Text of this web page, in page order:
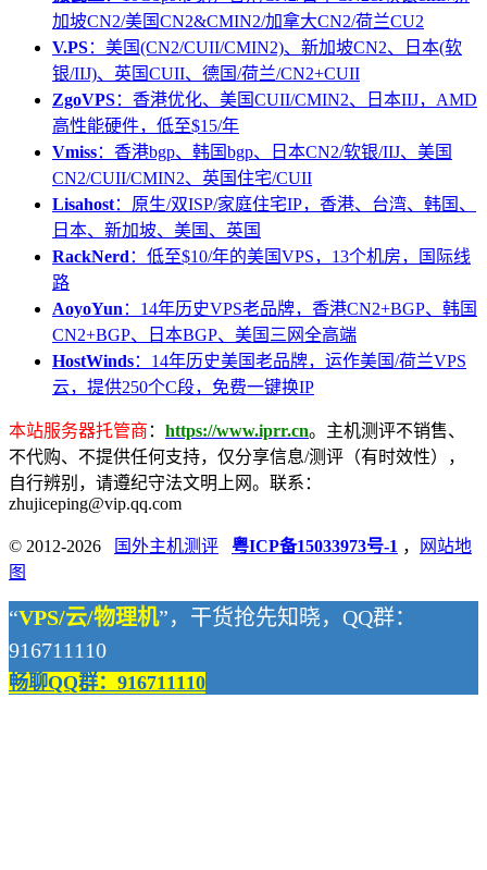
加坡CN2/美国CN2&CMIN2/加拿大CN2/荷兰CU2
V.PS：美国(CN2/CUII/CMIN2)、新加坡CN2、日本(软
银/IIJ)、英国CUII、德国/荷兰/CN2+CUII
ZgoVPS：香港优化、美国CUII/CMIN2、日本IIJ，AMD
高性能硬件，低至$15/年
Vmiss：香港bgp、韩国bgp、日本CN2/软银/IIJ、美国
CN2/CUII/CMIN2、英国住宅/CUII
Lisahost：原生/双ISP/家庭住宅IP，香港、台湾、韩国、
日本、新加坡、美国、英国
RackNerd ：低至$10/年的美国VPS，13个机房，国际线
路
AoyoYun ：14年历史VPS老品牌，香港CN2+BGP、韩国
CN2+BGP、日本BGP、美国三网全高端
HostWinds：14年历史美国老品牌，运作美国/荷兰VPS
云，提供250个C段，免费一键换IP
本站服务器托管商 ： https://www.iprr.cn。主机测评不销售、
不代购、不提供任何支持，仅分享信息/测评（有时效性），
自行辨别，请遵纪守法文明上网。联系：
zhujiceping@vip.qq.com
© 2012-2026 国外主机测评 粤ICP备15033973号-1 ，
网站地
图
“VPS/云/物理机”，干货抢先知晓，QQ群：
916711110
畅聊QQ群：916711110